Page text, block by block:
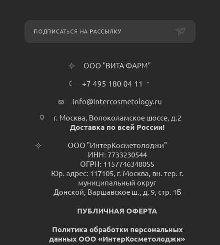
ПОДПИСАТЬСЯ НА РАССЫЛКУ
ООО "ВИТА ФАРМ"
+7 495 180 04 11
info@intercosmetology.ru
г. Москва, Волоколамское шоссе, д.2
Доставка по всей России!
ООО "ИнтерКосметолоджи"
ИНН: 7733230544
ОГРН: 1157746348055
Юр. адрес: 117105, г. Москва, вн. тер. г.
муниципальный округ
Донской, Варшавское ш., д. 9, стр. 1Б
ПУБЛИЧНАЯ ОФЕРТА
Политика обработки персональных
данных ООО «ИнтерКосметолоджи»